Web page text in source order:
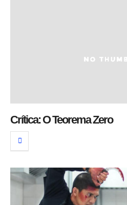
Crítica: O Teorema Zero